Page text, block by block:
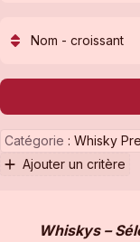
Nom - croissant
Catégorie : Whisky
Ajouter un critère
Whiskys –